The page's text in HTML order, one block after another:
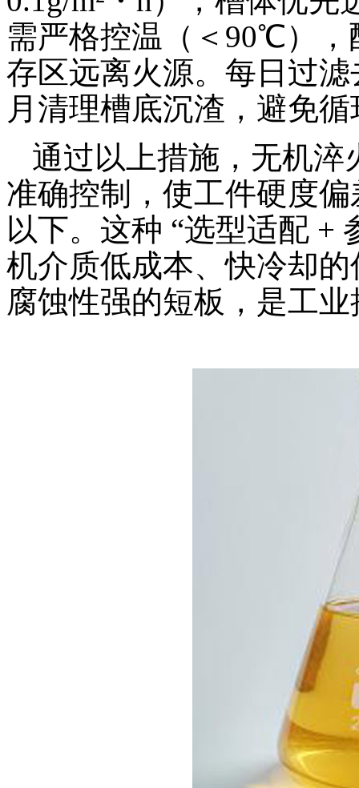
需严格控温（＜90℃）
存区远离火源。每日过
月清理槽底沉渣，避免
通过以上措施，无机淬
准确控制，使工件硬度
以下。这种 “选型适配 +
机介质低成本、快冷却
腐蚀性强的短板，是工